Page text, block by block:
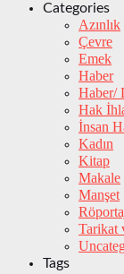
Categories
Azınlık
Çevre
Emek
Haber
Haber/
Hak
İnsan
Kadın
Kitap
Makale
Manşet
Tarikat
Tags